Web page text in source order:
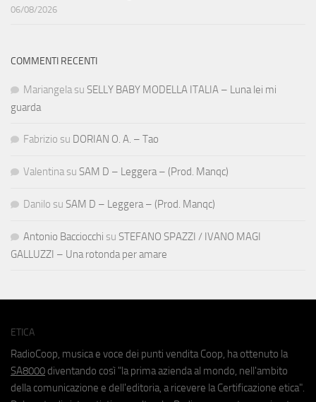
06/08/2026
COMMENTI RECENTI
Mariangela su SELLY BABY MODELLA ITALIA – Luna lei mi
guarda
Fabrizio su DORIAN O. A. – Tao
Valentina su SAM D – Leggera – (Prod. Manqc)
Danilo su SAM D – Leggera – (Prod. Manqc)
Antonio Bacciocchi su STEFANO SPAZZI / IVANO MAGI
GALLUZZI – Una rotonda per amare
ETICA
RadioCoop, musica e voce dei punti vendita Coop, ha ottenuto la
SA8000 diventando così "la prima azienda al mondo, nell'ambito
della comunicazione e dell'editoria, a ricevere la Certificazione etica".